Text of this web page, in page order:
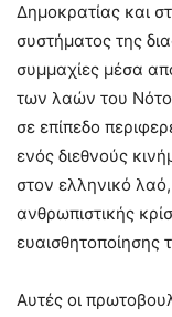
Δημοκρατίας και
συστήματος της
συμμαχίες μέσα
των λαών του
σε επίπεδο
ενός διεθνούς
στον ελληνικό
ανθρωπιστικής
ευαισθητοποίησης
Αυτές οι